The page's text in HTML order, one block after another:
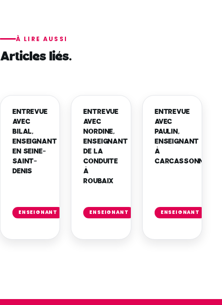
À LIRE AUSSI
Articles liés.
ENTREVUE
AVEC
BILAL,
ENSEIGNANT
EN SEINE-
SAINT-
DENIS
ENSEIGNANT
l'article
ENTREVUE
AVEC
NORDINE,
ENSEIGNANT
DE LA
CONDUITE
À
ROUBAIX
ENSEIGNANT
l'article
ENTREVUE
AVEC
PAULIN,
ENSEIGNANT
À
CARCASSONNE
ENSEIGNANT